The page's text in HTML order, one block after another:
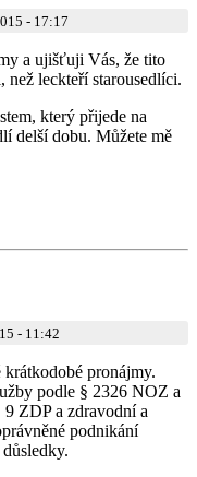
- 17:17
a ujišťuji Vás, že tito
než leckteří starousedlíci.
který přijede na
delší dobu. Můžete mě
- 11:42
krátkodobé pronájmy.
podle § 2326 NOZ a
ZDP a zdravodní a
podnikání